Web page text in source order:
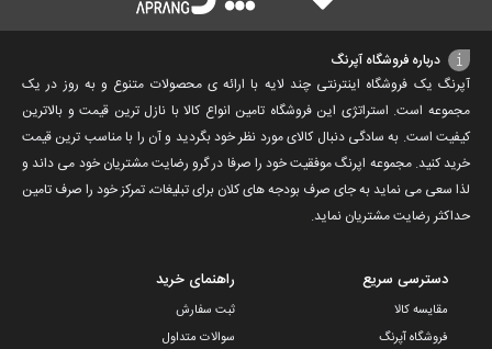
درباره فروشگاه آپرنگ
آپرنگ یک فروشگاه اینترنتی چند لایه با ارائه ی محصولات متنوع و به روز در یک
مجموعه است. استراتژی این فروشگاه تامین انواع کالا با نازل ترین قیمت و بالاترین
کیفیت است. به سادگی دنبال کالای مورد نظر خود بگردید و آن را با مناسب ترین قیمت
خرید کنید. مجموعه اپرنگ موفقیت خود را صرفا در گرو رضایت مشتریان خود می داند و
لذا سعی می نماید به جای صرف بودجه های کلان برای تبلیغات، تمرکز خود را صرف تامین
حداکثر رضایت مشتریان نماید‌.
دسترسی سریع
مقایسه کالا
فروشگاه آپرنگ
راهنمای خرید
ثبت سفارش
سوالات متداول